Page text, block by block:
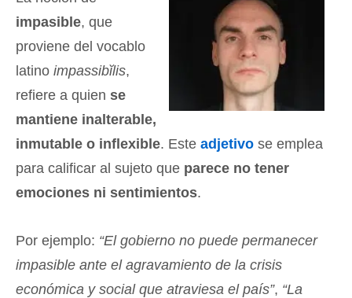
impasible, que
proviene del vocablo
latino impassibĭlis,
refiere a quien se
mantiene inalterable,
inmutable o inflexible. Este adjetivo se emplea
para calificar al sujeto que parece no tener
emociones ni sentimientos.
Por ejemplo: “El gobierno no puede permanecer
impasible ante el agravamiento de la crisis
económica y social que atraviesa el país”, “La